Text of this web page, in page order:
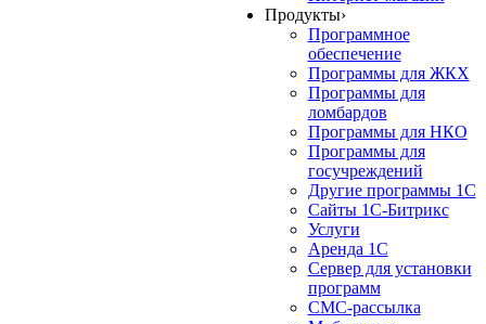
Продукты›
Программное
обеспечение
Программы для ЖКХ
Программы для
ломбардов
Программы для НКО
Программы для
госучреждений
Другие программы 1С
Сайты 1С-Битрикс
Услуги
Аренда 1С
Сервер для установки
программ
СМС-рассылка